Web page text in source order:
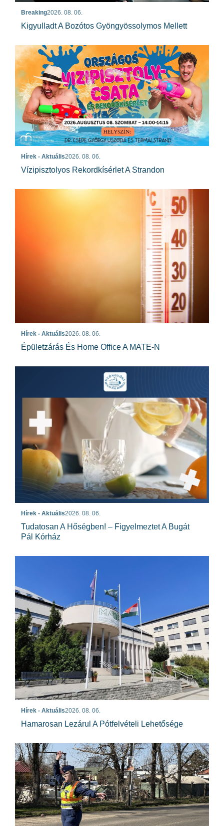
Breaking2026. 08. 06.
Kigyulladt A Bozótos Gyöngyössolymos Mellett
Hírek - Aktuális2026. 08. 06.
Vízipisztolyos Rekordkísérlet A Strandon
Hírek - Aktuális2026. 08. 06.
Épületzárás És Home Office A MATE-N
Hírek - Aktuális2026. 08. 06.
Tudatosan A Hőségben! – Figyelmeztet A Bugát
Pál Kórház
Hírek - Aktuális2026. 08. 06.
Hamarosan Lezárul A Pótfelvételi Lehetősége